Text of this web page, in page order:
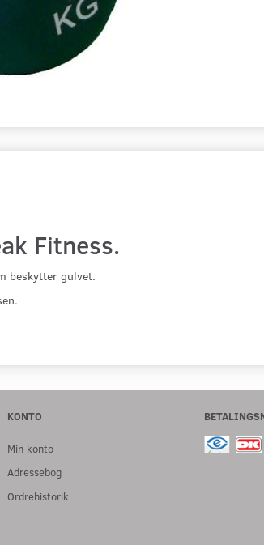
Fitness.
beskytter gulvet.
KONTO
Min konto
Adressebog
Ordrehistorik